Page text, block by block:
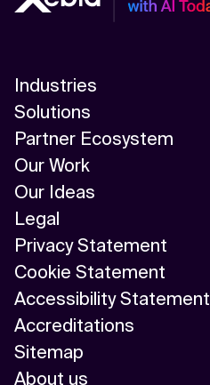
Industries
Solutions
Partner Ecosystem
Our Work
Our Ideas
Legal
Privacy Statement
Cookie Statement
Accessibility Statement
Accreditations
Sitemap
About us